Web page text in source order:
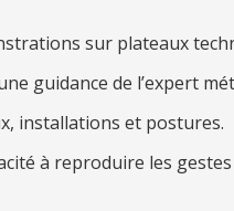
sur plateaux
guidance de l’expert
installations et postures.
à reproduire les